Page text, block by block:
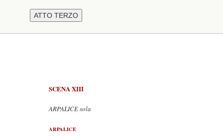
SCENA XIII
ARPALICE sola
ARPALICE